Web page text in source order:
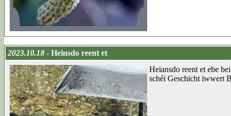
2023.10.18 - Heinsdo reent et
Heiansdo reent et ebe
schéi Geschicht iwwert